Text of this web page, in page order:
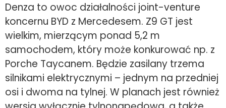
Denza to owoc działalności joint-venture
koncernu BYD z Mercedesem. Z9 GT jest
wielkim, mierzącym ponad 5,2 m
samochodem, który może konkurować np. z
Porche Taycanem. Będzie zasilany trzema
silnikami elektrycznymi – jednym na przedniej
osi i dwoma na tylnej. W planach jest również